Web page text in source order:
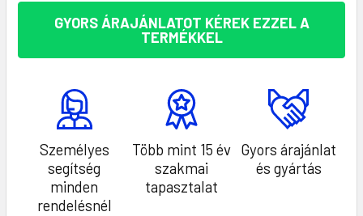
GYORS ÁRAJÁNLATOT KÉREK EZZEL A
TERMÉKKEL
Személyes
segítség
minden
rendelésnél
Több mint 15 év
szakmai
tapasztalat
Gyors árajánlat
és gyártás